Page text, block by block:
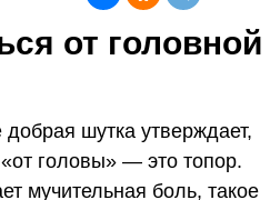
от головной
шутка утверждает,
головы» — это топор.
мучительная боль, такое